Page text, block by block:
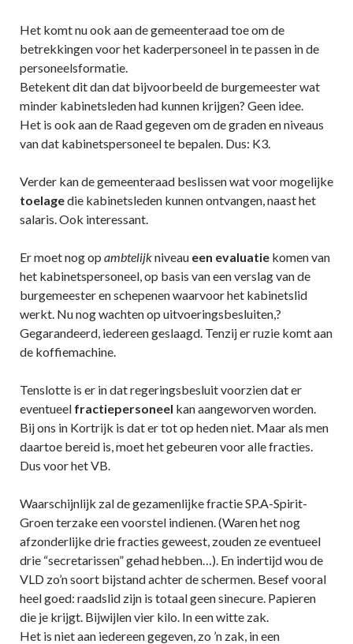
Het komt nu ook aan de gemeenteraad toe om de
betrekkingen voor het kaderpersoneel in te passen in de
personeelsformatie.
Betekent dit dan dat bijvoorbeeld de burgemeester wat
minder kabinetsleden had kunnen krijgen? Geen idee.
Het is ook aan de Raad gegeven om de graden en niveaus
van dat kabinetspersoneel te bepalen. Dus: K3.
Verder kan de gemeenteraad beslissen wat voor mogelijke
toelagedie kabinetsleden kunnen ontvangen, naast het
salaris. Ook interessant.
Er moet nog op ambtelijkniveau een evaluatie komen van
het kabinetspersoneel, op basis van een verslag van de
burgemeester en schepenen waarvoor het kabinetslid
werkt. Nu nog wachten op uitvoeringsbesluiten,?
Gegarandeerd, iedereen geslaagd. Tenzij er ruzie komt aan
de koffiemachine.
Tenslotte is er in dat regeringsbesluit voorzien dat er
eventueel fractiepersoneel kan aangeworven worden.
Bij ons in Kortrijk is dat er tot op heden niet. Maar als men
daartoe bereid is, moet het gebeuren voor alle fracties.
Dus voor het VB.
Waarschijnlijk zal de gezamenlijke fractie SP.A-Spirit-
Groen terzake een voorstel indienen. (Waren het nog
afzonderlijke drie fracties geweest, zouden ze eventueel
drie “secretarissen” gehad hebben…). En indertijd wou de
VLD zo’n soort bijstand achter de schermen. Besef vooral
heel goed: raadslid zijn is totaal geen sinecure. Papieren
die je krijgt. Bijwijlen vier kilo. In een witte zak.
Het is niet aan iedereen gegeven, zo ’n zak, in een